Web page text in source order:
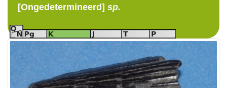
[Ongedetermineerd] sp.